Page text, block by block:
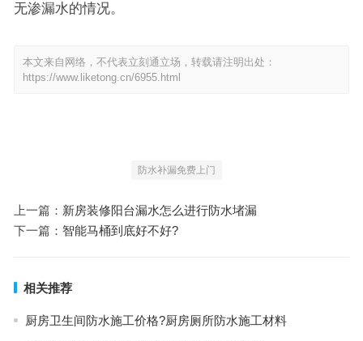
无渗漏水的情况。
本文来自网络，不代表立刻通立场，转载请注明出处：
https://www.liketong.cn/6955.html
防水补漏免费上门
上一篇： 新房装修阳台漏水怎么进行防水堵漏
下一篇： 智能马桶到底好不好?
相关推荐
厨房卫生间防水施工价格?厨房厕所防水施工材料